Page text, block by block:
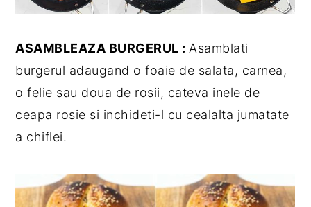
ASAMBLEAZA BURGERUL :Asamblati
burgerul adaugand o foaie de salata, carnea,
o felie sau doua de rosii, cateva inele de
ceapa rosie si inchideti-l cu cealalta jumatate
a chiflei.